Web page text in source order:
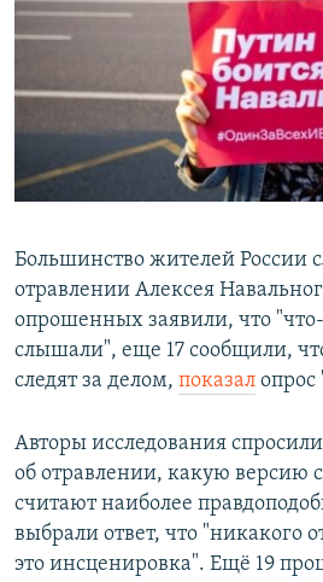
РАСПИСАНИЕ ВЕЩАНИЯ
ПОДПИШИТЕСЬ НА РАССЫЛКУ
СОЦИАЛЬНЫЕ СЕТИ
Все сайты РСЕ/РС
Большинство жителей России
отравлении Алексея
опрошенных заявили, что
слышали", еще 17 сообщили,
следят за делом, показал опрос
Авторы исследования
об отравлении, какую версию
считают наиболее
выбрали ответ, что "никакого
это инсценировка". Ещё 19